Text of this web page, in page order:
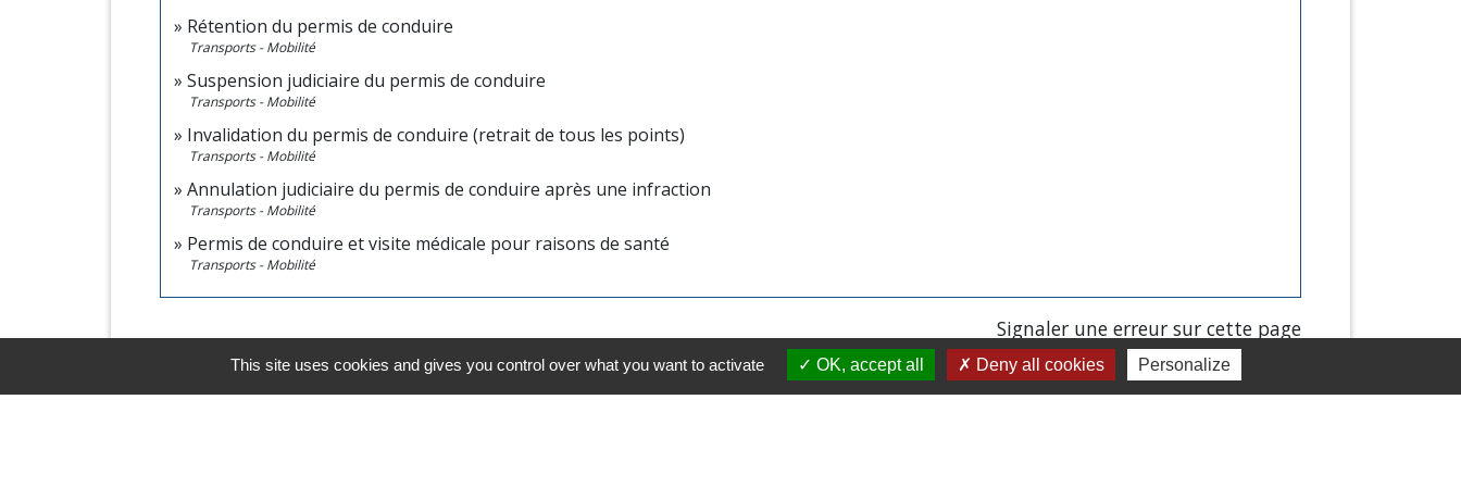
Rétention du permis de conduire
Transports - Mobilité
Suspension judiciaire du permis de conduire
Transports - Mobilité
Invalidation du permis de conduire (retrait de tous les points)
Transports - Mobilité
Annulation judiciaire du permis de conduire après une infraction
Transports - Mobilité
Permis de conduire et visite médicale pour raisons de santé
Transports - Mobilité
Signaler une erreur sur cette page
This site uses cookies and gives you control over what you want to activate OK, accept all Deny all cookies Personalize